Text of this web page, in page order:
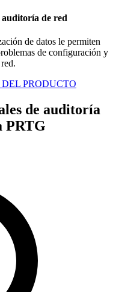
de red
de datos le permiten
de configuración y
PRODUCTO
de auditoría
PRTG